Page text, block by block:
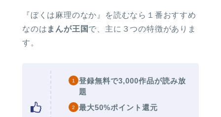
『ぼくは麻理のなか』を読むなら１番おすすめ
なのは まんが王国で 、主に３つの特徴がありま
す。
登録無料で3,000作品が読み放
題
最大50%ポイント還元